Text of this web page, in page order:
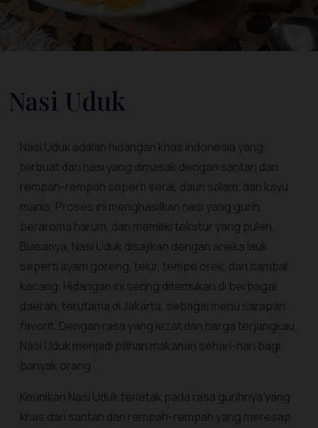
Nasi Uduk
Nasi Uduk adalah hidangan khas Indonesia yang
terbuat dari nasi yang dimasak dengan santan dan
rempah-rempah seperti serai, daun salam, dan kayu
manis. Proses ini menghasilkan nasi yang gurih,
beraroma harum, dan memiliki tekstur yang pulen.
Biasanya, Nasi Uduk disajikan dengan aneka lauk
seperti ayam goreng, telur, tempe orek, dan sambal
kacang. Hidangan ini sering ditemukan di berbagai
daerah, terutama di Jakarta, sebagai menu sarapan
favorit. Dengan rasa yang lezat dan harga terjangkau,
Nasi Uduk menjadi pilihan makanan sehari-hari bagi
banyak orang.
Keunikan Nasi Uduk terletak pada rasa gurihnya yang
khas dari santan dan rempah-rempah yang meresap.